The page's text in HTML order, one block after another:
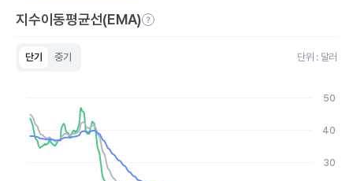
지수이동평균선(EMA)
단기 중기 단위 : 달러
View as data table, Chart
The chart has 1 X axis displaying Time. Data ranges from
The chart has 1 Y axis displaying values. Data ranges from
30
40
50